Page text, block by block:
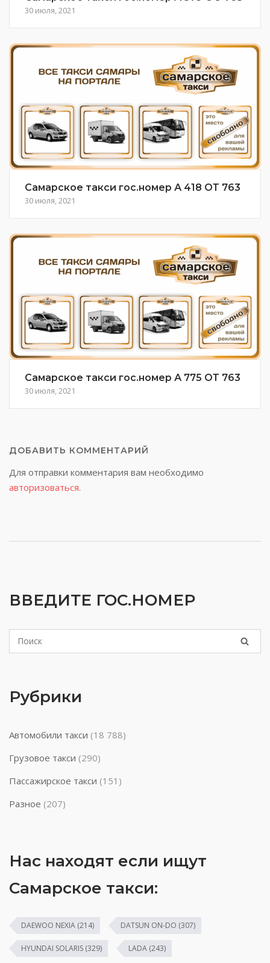
30 июля, 2021
Самарское такси гос.номер А 418 ОТ 763
30 июля, 2021
Самарское такси гос.номер А 775 ОТ 763
30 июля, 2021
ДОБАВИТЬ КОММЕНТАРИЙ
Для отправки комментария вам необходимо
авторизоваться.
ВВЕДИТЕ ГОС.НОМЕР
Рубрики
Автомобили такси (18 788)
Грузовое такси (290)
Пассажирское такси (151)
Разное (207)
Нас находят если ищут
Самарское такси:
DAEWOO NEXIA (214) DATSUN ON-DO (307)
HYUNDAI SOLARIS (329) LADA (243)